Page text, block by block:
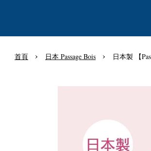
首頁 › 日本 Passage Bois › 日本製 【